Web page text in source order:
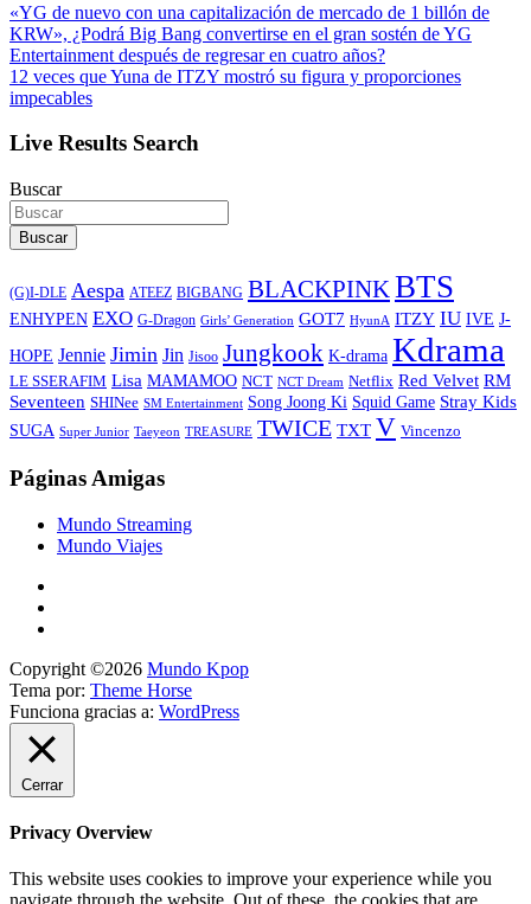
«YG de nuevo con una capitalización de mercado de 1 billón de
KRW», ¿Podrá Big Bang convertirse en el gran sostén de YG
Entertainment después de regresar en cuatro años?
12 veces que Yuna de ITZY mostró su figura y proporciones
impecables
Live Results Search
Buscar
Buscar
(G)I-DLE Aespa ATEEZ BIGBANG BLACKPINKBTS
ENHYPEN EXO G-Dragon Girls’ Generation GOT7 HyunA ITZY IU IVE J-
HOPE Jennie Jimin Jin Jisoo Jungkook K-drama Kdrama
LE SSERAFIM Lisa MAMAMOO NCT NCT Dream Netflix Red Velvet RM
Seventeen SHINee SM Entertainment Song Joong Ki Squid Game Stray Kids
SUGA Super Junior Taeyeon TREASURE TWICE TXT V Vincenzo
Páginas Amigas
Mundo Streaming
Mundo Viajes
Copyright ©2026 Mundo Kpop
Tema por: Theme Horse
Funciona gracias a: WordPress
Cerrar
Privacy Overview
This website uses cookies to improve your experience while you
navigate through the website. Out of these, the cookies that are